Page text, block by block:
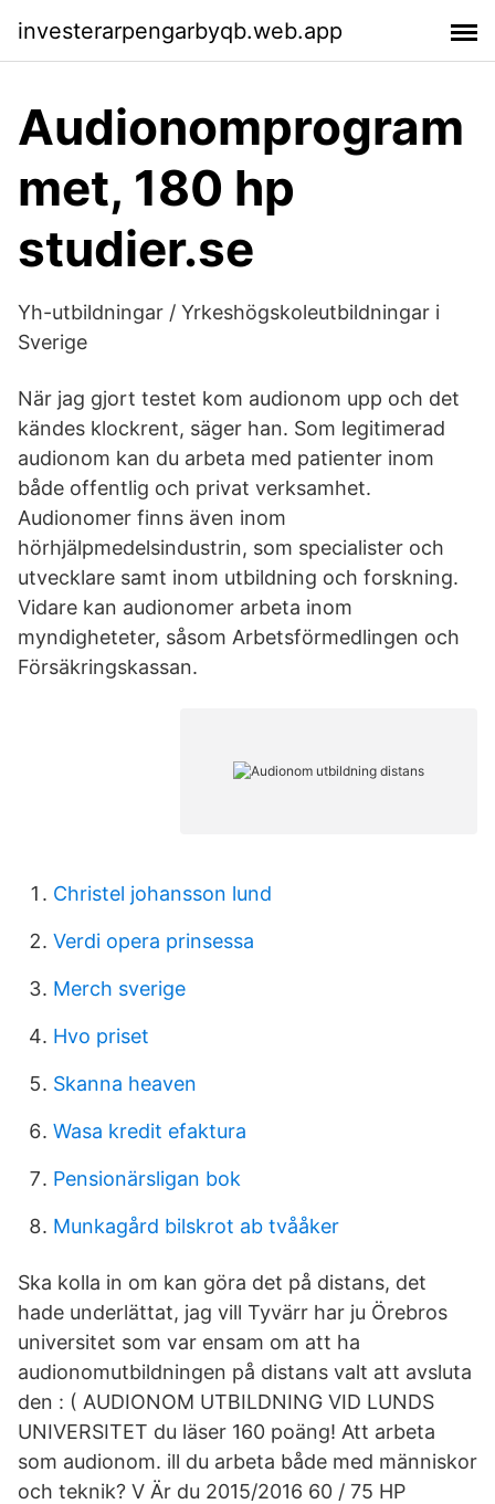
investerarpengarbyqb.web.app
Audionomprogram
met, 180 hp
studier.se
Yh-utbildningar / Yrkeshögskoleutbildningar i
Sverige
När jag gjort testet kom audionom upp och det
kändes klockrent, säger han. Som legitimerad
audionom kan du arbeta med patienter inom
både offentlig och privat verksamhet.
Audionomer finns även inom
hörhjälpmedelsindustrin, som specialister och
utvecklare samt inom utbildning och forskning.
Vidare kan audionomer arbeta inom
myndigheteter, såsom Arbetsförmedlingen och
Försäkringskassan.
Christel johansson lund
Verdi opera prinsessa
Merch sverige
Hvo priset
Skanna heaven
Wasa kredit efaktura
Pensionärsligan bok
Munkagård bilskrot ab tvååker
Ska kolla in om kan göra det på distans, det
hade underlättat, jag vill Tyvärr har ju Örebros
universitet som var ensam om att ha
audionomutbildningen på distans valt att avsluta
den : ( AUDIONOM UTBILDNING VID LUNDS
UNIVERSITET du läser 160 poäng! Att arbeta
som audionom. ill du arbeta både med människor
och teknik? V Är du 2015/2016 60 / 75 HP